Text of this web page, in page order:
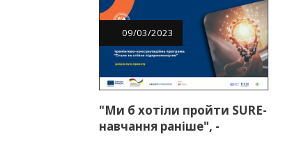
09/03/2023
"Ми б хотіли пройти SURE-
навчання раніше", -